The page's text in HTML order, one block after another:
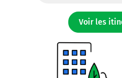
Voir les